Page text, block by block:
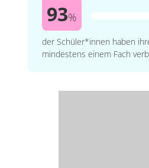
93%
der Schüler*innen haben
mindestens einem Fach